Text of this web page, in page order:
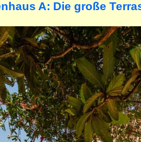
A: Die große